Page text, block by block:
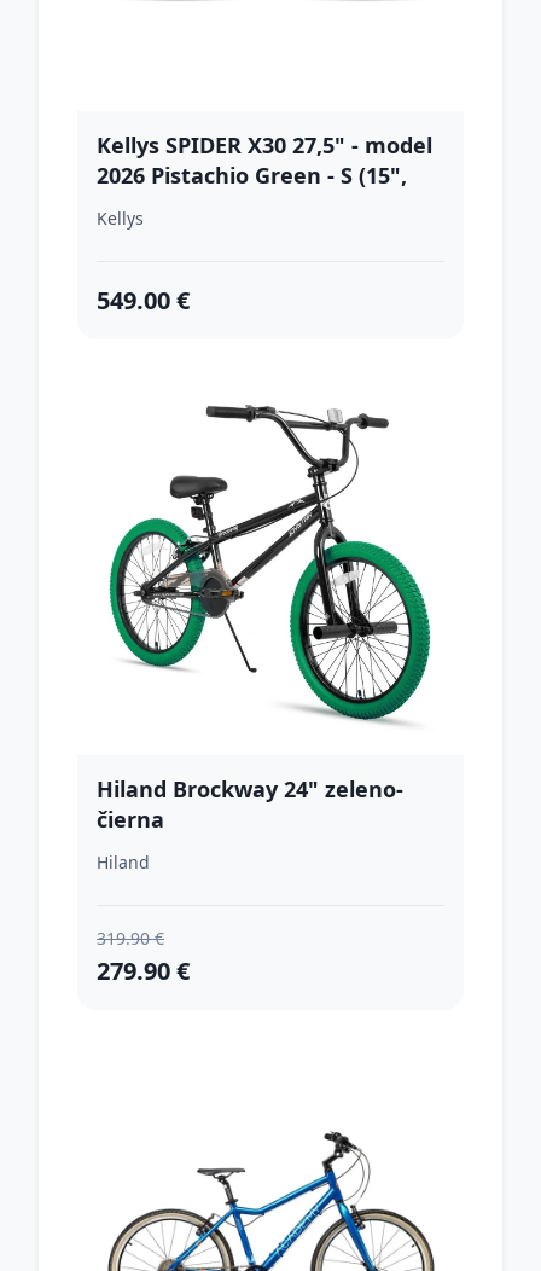
Kellys SPIDER X30 27,5" - model
2026 Pistachio Green - S (15",
155-170 cm)
Kellys
549.00 €
Hiland Brockway 24" zeleno-
čierna
Hiland
319.90 €
279.90 €